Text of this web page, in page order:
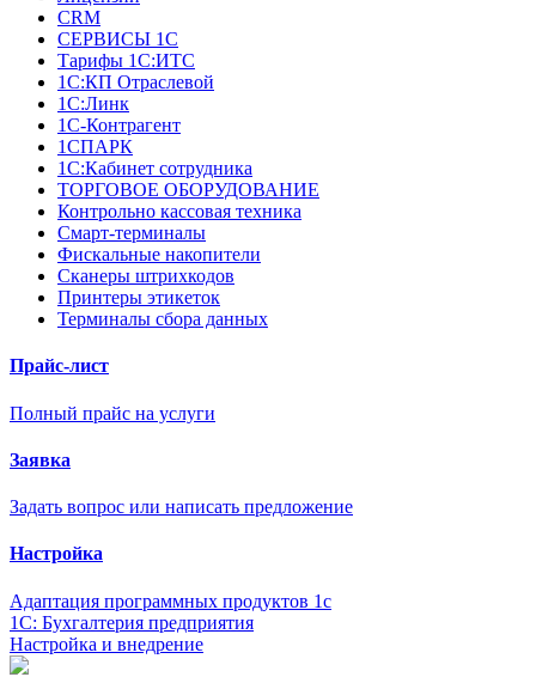
CRM
СЕРВИСЫ 1С
Тарифы 1С:ИТС
1С:КП Отраслевой
1С:Линк
1С-Контрагент
1СПАРК
1С:Кабинет сотрудника
ТОРГОВОЕ ОБОРУДОВАНИЕ
Контрольно кассовая техника
Смарт-терминалы
Фискальные накопители
Сканеры штрихкодов
Принтеры этикеток
Терминалы сбора данных
Прайс-лист
Полный прайс на услуги
Заявка
Задать вопрос или написать предложение
Настройка
Адаптация программных продуктов 1с
1С: Бухгалтерия предприятия
Настройка и внедрение